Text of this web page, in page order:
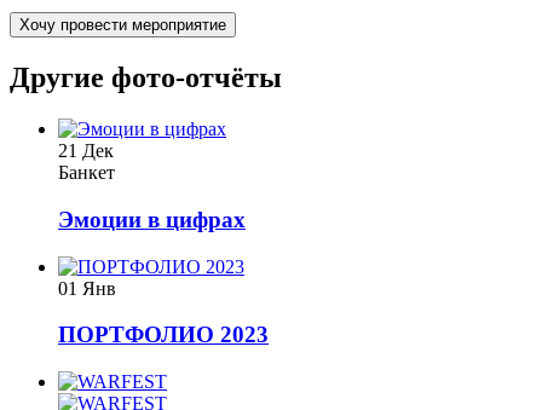
Хочу провести мероприятие
Другие фото-отчёты
21 Дек
Банкет
Эмоции в цифрах
01 Янв
ПОРТФОЛИО 2023